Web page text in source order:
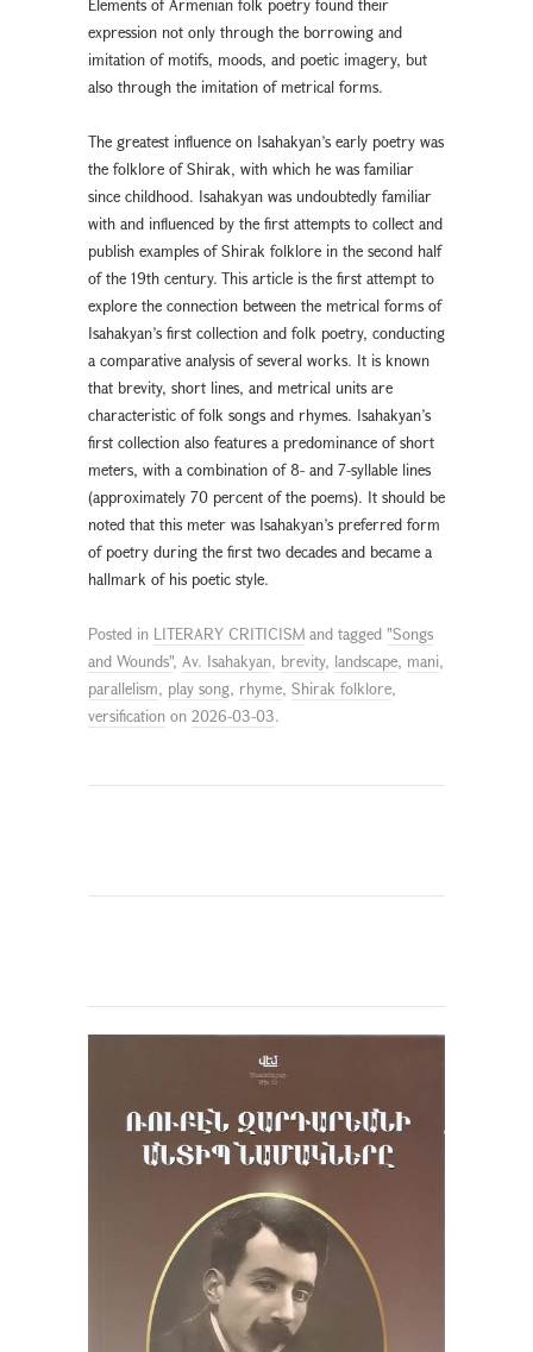
Elements of Armenian folk poetry found their
expression not only through the borrowing and
imitation of motifs, moods, and poetic imagery, but
also through the imitation of metrical forms.
The greatest influence on Isahakyan’s early poetry was
the folklore of Shirak, with which he was familiar
since childhood. Isahakyan was undoubtedly familiar
with and influenced by the first attempts to collect and
publish examples of Shirak folklore in the second half
of the 19th century. This article is the first attempt to
explore the connection between the metrical forms of
Isahakyan’s first collection and folk poetry, conducting
a comparative analysis of several works. It is known
that brevity, short lines, and metrical units are
characteristic of folk songs and rhymes. Isahakyan’s
first collection also features a predominance of short
meters, with a combination of 8- and 7-syllable lines
(approximately 70 percent of the poems). It should be
noted that this meter was Isahakyan’s preferred form
of poetry during the first two decades and became a
hallmark of his poetic style.
Posted in LITERARY CRITICISM and tagged "Songs
and Wounds", Av. Isahakyan, brevity, landscape, mani,
parallelism, play song, rhyme, Shirak folklore,
versification on 2026-03-03.